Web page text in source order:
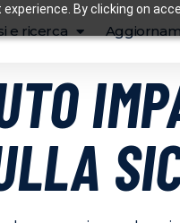
By clicking on
e ricerca